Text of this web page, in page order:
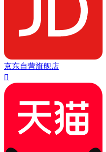
京东自营旗舰店
